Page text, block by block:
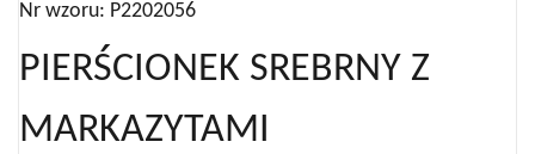
Nr wzoru: P2202056
PIERŚCIONEK SREBRNY Z
MARKAZYTAMI